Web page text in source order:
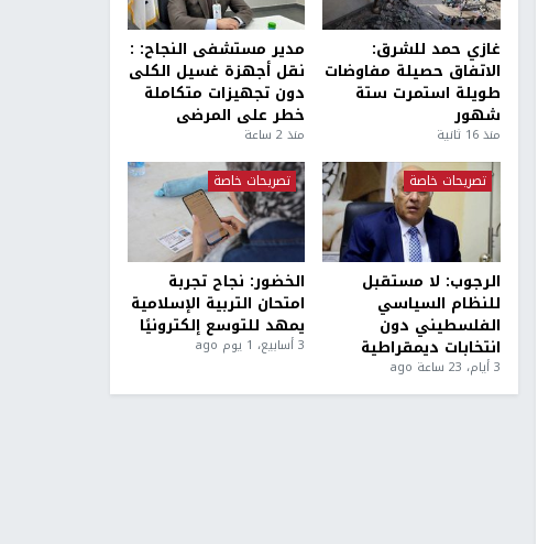
غازي حمد للشرق:
الاتفاق حصيلة مفاوضات
طويلة استمرت ستة
شهور
منذ 16 ثانية
مدير مستشفى النجاح: :
نقل أجهزة غسيل الكلى
دون تجهيزات متكاملة
خطر على المرضى
منذ 2 ساعة
تصريحات خاصة
الرجوب: لا مستقبل
للنظام السياسي
الفلسطيني دون
انتخابات ديمقراطية
3 أيام، 23 ساعة ago
تصريحات خاصة
الخضور: نجاح تجربة
امتحان التربية الإسلامية
يمهد للتوسع إلكترونيًا
3 أسابيع، 1 يوم ago